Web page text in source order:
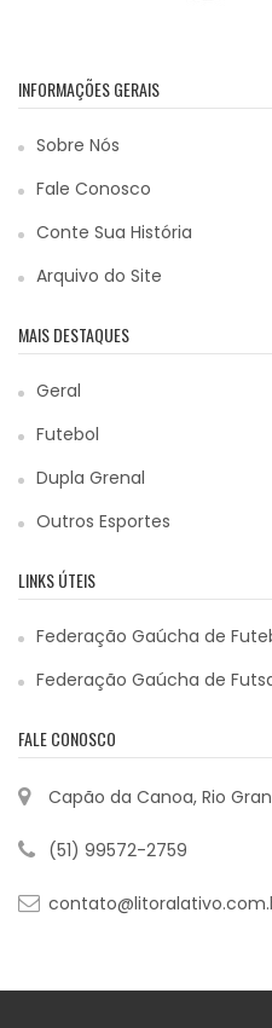
INFORMAÇÕES GERAIS
Sobre Nós
Fale Conosco
Conte Sua História
Arquivo do Site
MAIS DESTAQUES
Geral
Futebol
Dupla Grenal
Outros Esportes
LINKS ÚTEIS
Federação Gaúcha de
Federação Gaúcha de
FALE CONOSCO
Capão da Canoa, Rio
(51) 99572-2759